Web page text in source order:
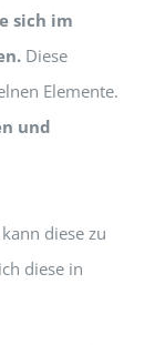
sich im
Diese
Elemente.
und
diese zu
diese in